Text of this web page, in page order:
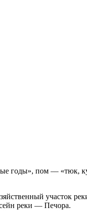
годы», пом — «тюк,
участок
реки — Печора.